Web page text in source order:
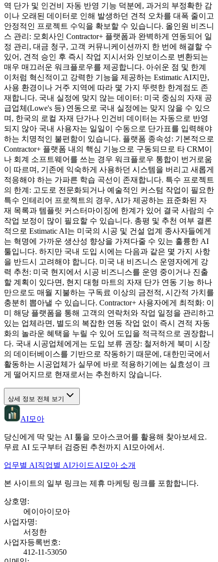
역 단가 및 인건비 자동 반영 기능 덕분에, 과거의 부정확한 감
이나 오래된 데이터로 인해 발생하던 견적 오차를 대폭 줄이고
안정적인 프로젝트 수익을 확보할 수 있습니다. 올인원 비즈니
스 관리: 모회사인 Contractor+ 플랫폼과 완벽하게 연동되어 일
정 관리, 대금 청구, 고객 커뮤니케이션까지 한 번에 해결할 수
있어, 견적 승인 후 즉시 작업 지시서와 인보이스로 변환되는
매우 매끄러운 워크플로우를 제공합니다. 아쉬운 점 및 한계
이처럼 혁신적이고 강력한 기능을 제공하는 Estimatic AI지만,
사용 환경이나 거주 지역에 따라 몇 가지 뚜렷한 한계점도 존
재합니다. 국내 실정에 맞지 않는 데이터: 미국 중심의 자재 공
급업체(Lowe's 등) 연동으로 국내 실정에는 맞지 않을 수 있으
며, 한국의 로컬 자재 단가나 인건비 데이터는 자동으로 반영
되지 않아 국내 사용자는 일일이 수동으로 단가표를 입력해야
하는 치명적인 불편함이 있습니다. 플랫폼 종속성: 기본적으로
Contractor+ 플랫폼 내의 핵심 기능으로 구동되므로 타 CRM이
나 회계 소프트웨어를 쓰는 경우 워크플로우 통합이 번거로움
이 따르며, 기존에 익숙하게 사용하던 시스템을 버리고 새롭게
적응해야 하는 가파른 학습 곡선이 존재합니다. 특수 프로젝트
의 한계: 고도로 전문화되거나 예술적인 커스텀 작업이 필요한
특수 인테리어 프로젝트의 경우, AI가 제공하는 표준화된 자
재 목록과 템플릿 커스터마이징에 한계가 있어 결국 사람의 수
작업 보정이 많이 필요할 수 있습니다. 총평 및 추천 여부 결론
적으로 Estimatic AI는 미국의 시공 및 건설 업계 종사자들에게
는 혁명에 가까운 생산성 향상을 가져다줄 수 있는 훌륭한 AI
툴입니다. 하지만 국내 도입 시에는 다음과 같은 몇 가지 사항
을 반드시 고려해야 합니다. 미국 내 비즈니스 운영자에게 강
력 추천: 미국 현지에서 시공 비즈니스를 운영 중이거나 진출
할 계획이 있다면, 현지 대형 마트의 자재 단가 연동 기능 하나
만으로도 매월 지불하는 구독료 이상의 금전적, 시간적 가치를
충분히 뽑아낼 수 있습니다. Contractor+ 사용자에게 최적화: 이
미 해당 플랫폼을 통해 고객의 연락처와 작업 일정을 관리하고
있는 업체라면, 별도의 복잡한 연동 작업 없이 즉시 견적 자동
화의 놀라운 혜택을 누릴 수 있어 도입을 적극적으로 권장합니
다. 국내 시공업체에게는 도입 보류 권장: 철저하게 북미 시장
의 데이터베이스를 기반으로 작동하기 때문에, 대한민국에서
활동하는 시공업체가 실무에 바로 적용하기에는 실효성이 크
게 떨어지므로 현재로서는 추천하지 않습니다.
상세 정보 전체 보기
AI모아
당신에게 딱 맞는 AI 툴을 모아스코어를 활용해 찾아보세요.
무료 AI 도구부터 검증된 추천까지 AI모아에서.
업무별 AI직업별 AI가이드AI모아 소개
본 사이트의 일부 링크는 제휴 마케팅 링크를 포함합니다.
상호명:
에이아이모아
사업자명:
서정한
사업자등록번호:
412-11-53050